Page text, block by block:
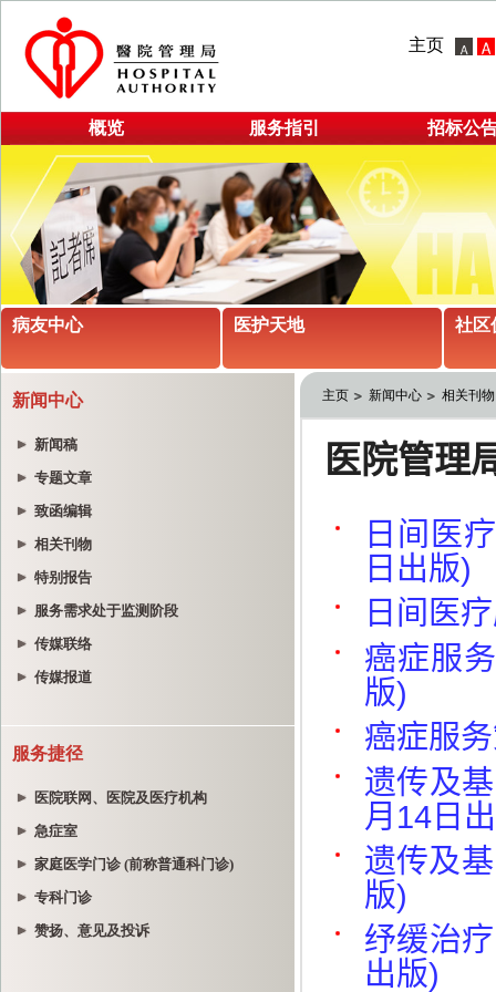
主页
概览 服务指引 招标公
病友中心 医护天地 社区
新闻中心
新闻稿
专题文章
致函编辑
相关刊物
特别报告
服务需求处于监测阶段
传媒联络
传媒报道
服务捷径
医院联网、医院及医疗机构
急症室
家庭医学门诊 (前称普通科门诊)
专科门诊
赞扬、意见及投诉
主页 新闻中心 相关刊物